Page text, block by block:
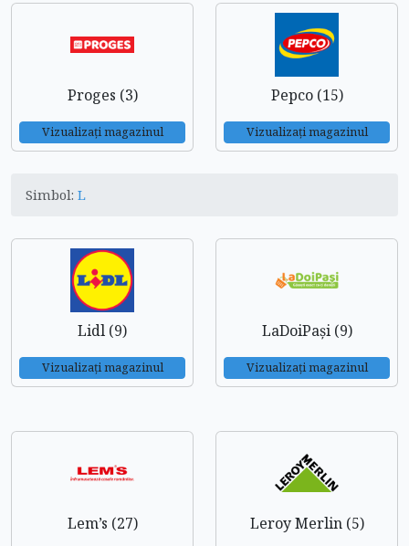
Proges (3)
Vizualizați magazinul
Pepco (15)
Vizualizați magazinul
Simbol: L
Lidl (9)
Vizualizați magazinul
LaDoiPași (9)
Vizualizați magazinul
Lem’s (27) Leroy Merlin (5)